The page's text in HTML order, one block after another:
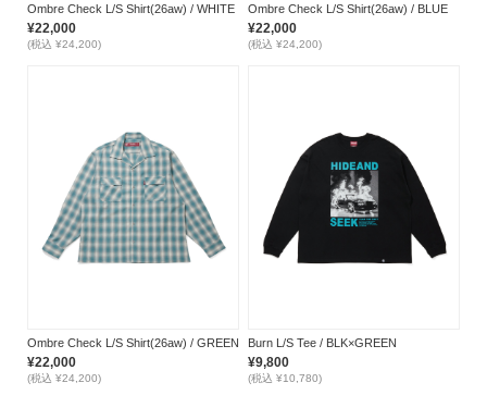
Ombre Check L/S Shirt(26aw) / WHITE
¥22,000
(税込 ¥24,200)
Ombre Check L/S Shirt(26aw) / BLUE
¥22,000
(税込 ¥24,200)
Ombre Check L/S Shirt(26aw) / GREEN
¥22,000
(税込 ¥24,200)
Burn L/S Tee / BLK×GREEN
¥9,800
(税込 ¥10,780)